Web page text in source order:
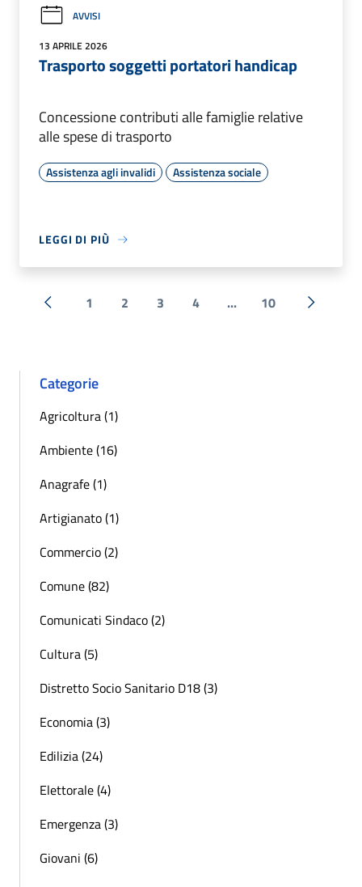
AVVISI
13 APRILE 2026
Trasporto soggetti portatori handicap
Concessione contributi alle famiglie relative
alle spese di trasporto
Assistenza agli invalidi Assistenza sociale
LEGGI DI PIÙ
« Precedente
1 2 3 4 ... 10
Categorie
Agricoltura (1)
Ambiente (16)
Anagrafe (1)
Artigianato (1)
Commercio (2)
Comune (82)
Comunicati Sindaco (2)
Cultura (5)
Distretto Socio Sanitario D18 (3)
Economia (3)
Edilizia (24)
Elettorale (4)
Emergenza (3)
Giovani (6)